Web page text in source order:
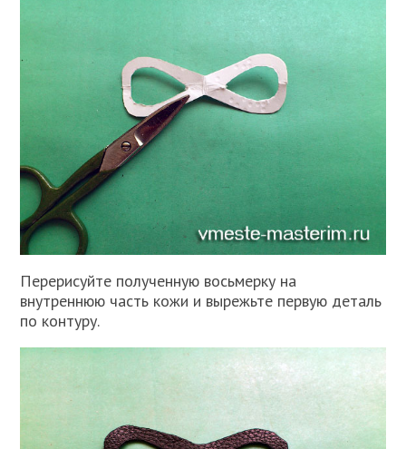
Перерисуйте полученную восьмерку на
внутреннюю часть кожи и вырежьте первую деталь
по контуру.